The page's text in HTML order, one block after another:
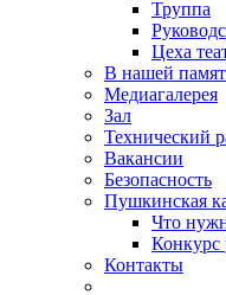
Труппа
Цеха
В нашей
Медиагалерея
Зал
Технический
Вакансии
Безопасность
Пушкинская
Что
Конкурс
Контакты